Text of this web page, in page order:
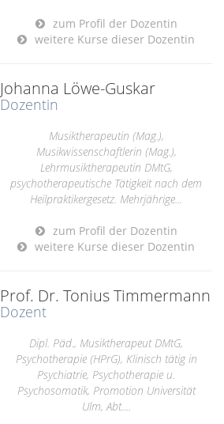
zum Profil der Dozentin
weitere Kurse dieser Dozentin
Johanna Löwe-Guskar
Dozentin
Musiktherapeutin (Mag.),
Musikwissenschaftlerin (Mag.),
Lehrmusiktherapeutin DMtG,
psychotherapeutische Tätigkeit nach dem
Heilpraktikergesetz. Mehrjährige...
zum Profil der Dozentin
weitere Kurse dieser Dozentin
Prof. Dr. Tonius Timmermann
Dozent
Dipl. Päd., Musiktherapeut DMtG,
Psychotherapie (HPrG), Klinisch tätig in
Psychiatrie, Psychotherapie u.
Psychosomatik, Promotion Universität
Ulm, Abt....